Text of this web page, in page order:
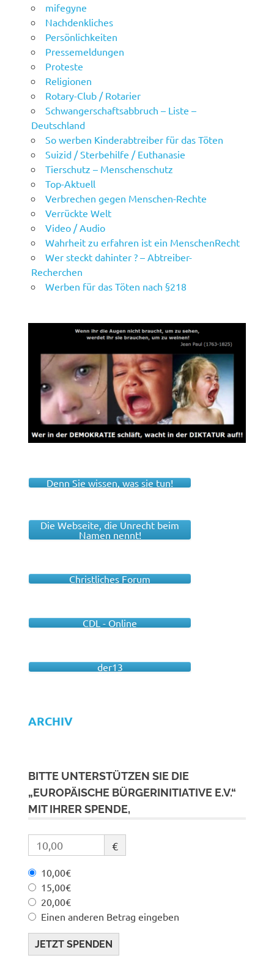
mifegyne
Nachdenkliches
Persönlichkeiten
Pressemeldungen
Proteste
Religionen
Rotary-Club / Rotarier
Schwangerschaftsabbruch – Liste –
Deutschland
So werben Kinderabtreiber für das Töten
Suizid / Sterbehilfe / Euthanasie
Tierschutz – Menschenschutz
Top-Aktuell
Verbrechen gegen Menschen-Rechte
Verrückte Welt
Video / Audio
Wahrheit zu erfahren ist ein MenschenRecht
Wer steckt dahinter ? – Abtreiber-
Recherchen
Werben für das Töten nach §218
Denn Sie wissen, was sie tun!
Die Webseite, die Unrecht beim
Namen nennt!
Christliches Forum
CDL - Online
der13
ARCHIV
BITTE UNTERSTÜTZEN SIE DIE
„EUROPÄISCHE BÜRGERINITIATIVE E.V.“
MIT IHRER SPENDE,
€
10,00€
15,00€
20,00€
Einen anderen Betrag eingeben
JETZT SPENDEN